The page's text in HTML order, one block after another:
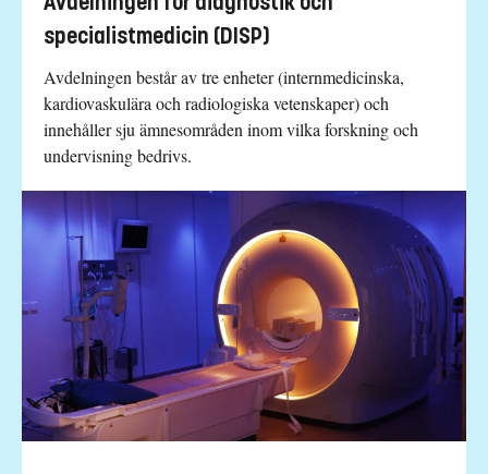
specialistmedicin (DISP)
Avdelningen består av tre enheter (internmedicinska,
kardiovaskulära och radiologiska vetenskaper) och
innehåller sju ämnesområden inom vilka forskning och
undervisning bedrivs.